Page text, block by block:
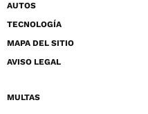
AUTOS
TECNOLOGÍA
MAPA DEL SITIO
AVISO LEGAL
MULTAS